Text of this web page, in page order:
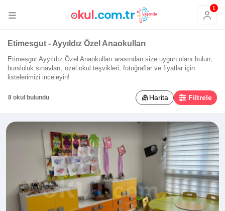
1
Etimesgut - Ayyıldız Özel Anaokulları
Etimesgut Ayyıldız Özel Anaokulları arasından size uygun olanı bulun;
bursluluk sınavları, özel okul teşvikleri, fotoğraflar ve fiyatlar için
listelerimizi inceleyin!
8 okul bulundu Harita Filtrele